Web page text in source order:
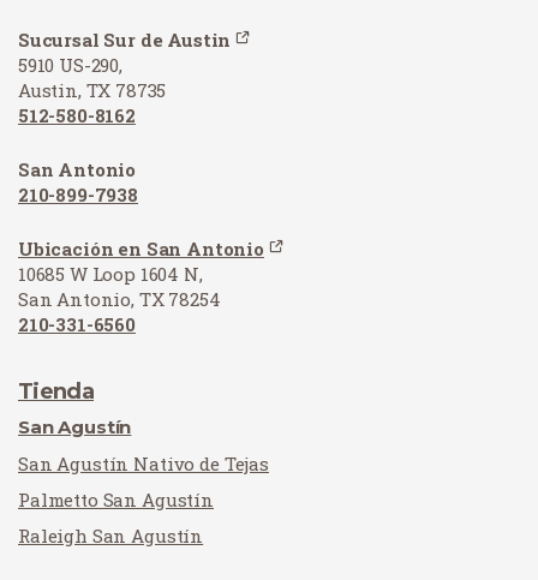
Sucursal Sur de Austin
5910 US-290,
Austin, TX 78735
512-580-8162
San Antonio
210-899-7938
Ubicación en San Antonio
10685 W Loop 1604 N,
San Antonio, TX 78254
210-331-6560
Tienda
San Agustín
San Agustín Nativo de Tejas
Palmetto San Agustín
Raleigh San Agustín